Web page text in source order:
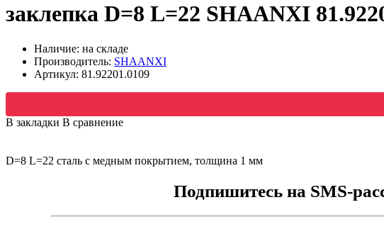
заклепка D=8 L=22 SHAANXI
Наличие: на складе
Производитель: SHAANXI
Артикул: 81.92201.0109
В закладки В сравнение
D=8 L=22 сталь с медным покрытием, толщина 1 мм
Подпишитесь на SMS-